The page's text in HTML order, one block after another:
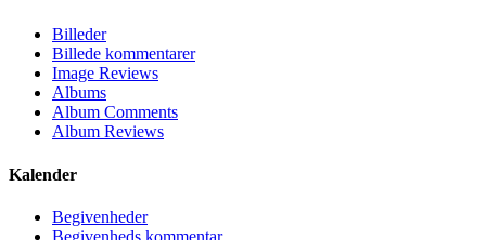
Billeder
Billede kommentarer
Image Reviews
Albums
Album Comments
Album Reviews
Kalender
Begivenheder
Begivenheds kommentar